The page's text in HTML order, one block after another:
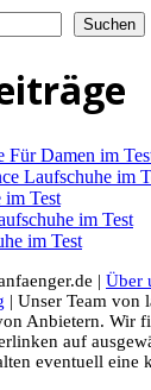
Suchen
Für Damen im
Laufschuhe im
Test
im Test
im Test
| Über
| Unser Team von
Anbietern. Wir
auf
eventuell eine